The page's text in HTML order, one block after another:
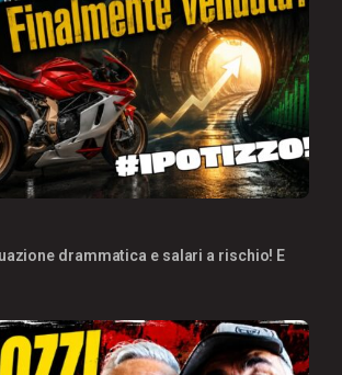
drammatica e salari a rischio! E